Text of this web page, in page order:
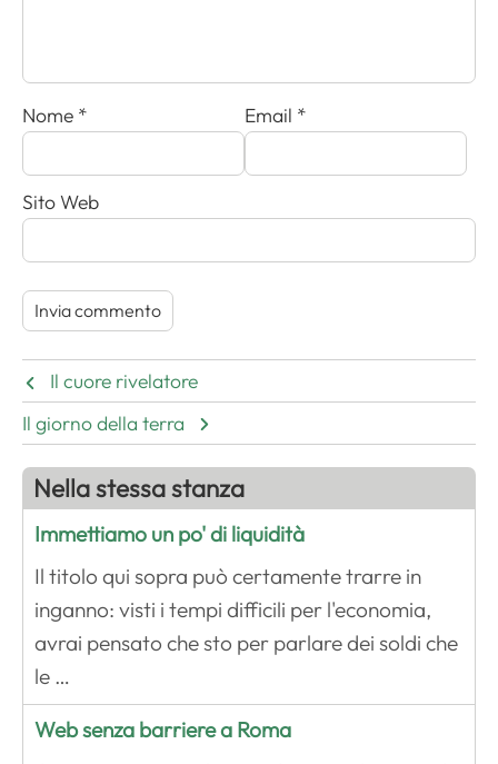
Nome * Email *
Sito Web
Il cuore rivelatore
Il giorno della terra
Nella stessa stanza
Immettiamo un po' di liquidità
Il titolo qui sopra può certamente trarre in
inganno: visti i tempi difficili per l'economia,
avrai pensato che sto per parlare dei soldi che
le …
Web senza barriere a Roma